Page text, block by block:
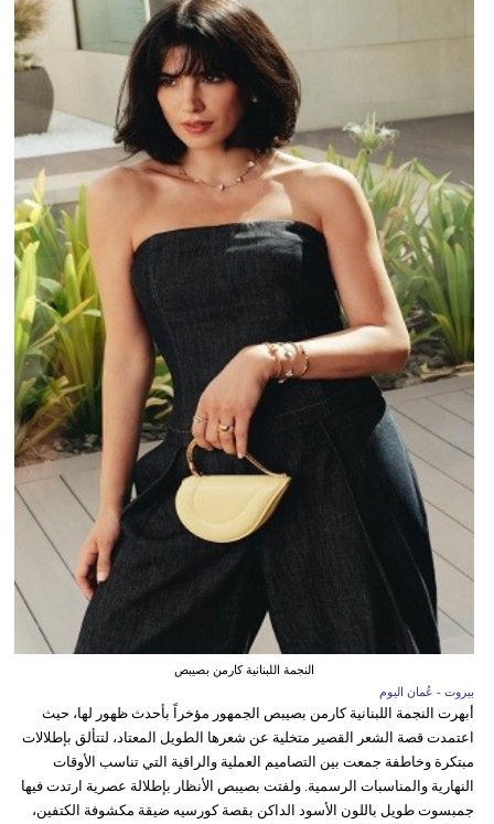
النجمة اللبنانية كارمن بصيبص
بيروت - عُمان اليوم
أبهرت النجمة اللبنانية كارمن بصيبص الجمهور مؤخراً بأحدث ظهور لها، حيث
اعتمدت قصة الشعر القصير متخلية عن شعرها الطويل المعتاد، لتتألق بإطلالات
مبتكرة وخاطفة جمعت بين التصاميم العملية والراقية التي تناسب الأوقات
النهارية والمناسبات الرسمية. ولفتت بصيبص الأنظار بإطلالة عصرية ارتدت فيها
جمبسوت طويل باللون الأسود الداكن بقصة كورسيه ضيقة مكشوفة الكتفين،